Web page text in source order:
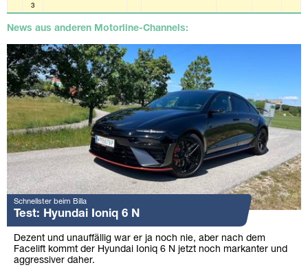
3
News aus anderen Motorline-Channels:
Schnellster beim Billa
Test: Hyundai Ioniq 6 N
Dezent und unauffällig war er ja noch nie, aber nach dem
Facelift kommt der Hyundai Ioniq 6 N jetzt noch markanter und
aggressiver daher.